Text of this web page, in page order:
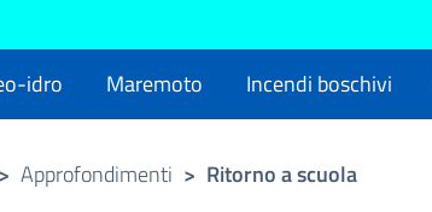
idro Maremoto Incendi boschivi
> Approfondimenti > Ritorno a scuola